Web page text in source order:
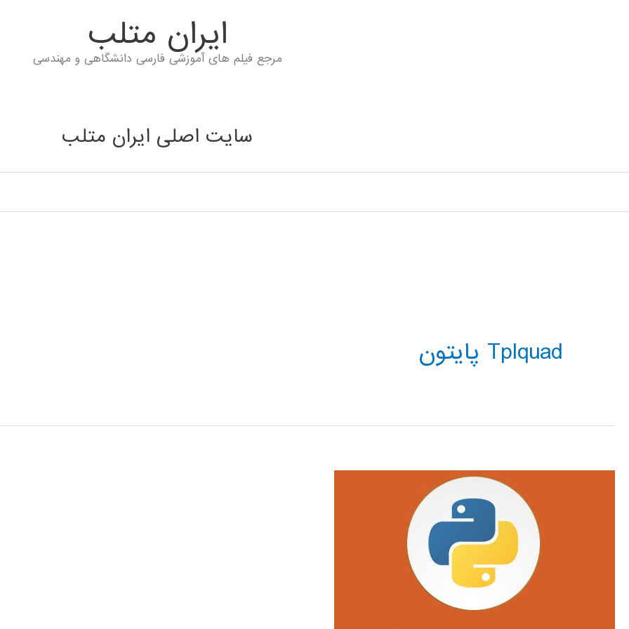
ايران متلب
مرجع فیلم های آموزشی فارسی دانشگاهی و مهندسی
سایت اصلی ایران متلب
Tplquad پایتون